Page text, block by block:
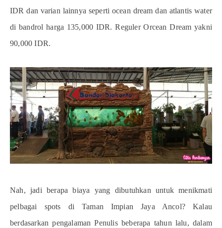
IDR dan varian lainnya seperti ocean dream dan atlantis water
di bandrol harga 135,000 IDR. Reguler Orcean Dream yakni
90,000 IDR.
Nah, jadi berapa biaya yang dibutuhkan untuk menikmati
pelbagai spots di Taman Impian Jaya Ancol? Kalau
berdasarkan pengalaman Penulis beberapa tahun lalu, dalam